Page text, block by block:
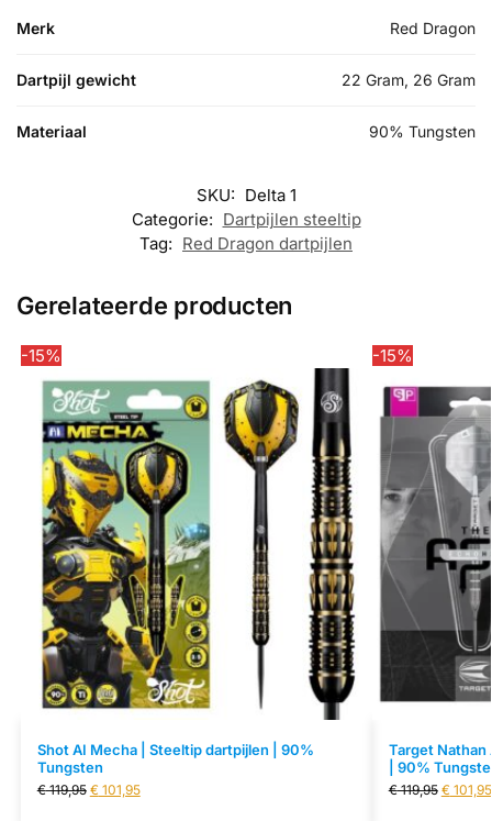
Merk Red Dragon
Dartpijl gewicht 22 Gram, 26 Gram
Materiaal 90% Tungsten
SKU: Delta 1
Categorie: Dartpijlen steeltip
Tag: Red Dragon dartpijlen
Gerelateerde producten
-15%
Shot AI Mecha | Steeltip dartpijlen | 90%
Tungsten
€119,95 € 101,95
-15%
Target Nathan
| 90%
€119,95 € 101,95